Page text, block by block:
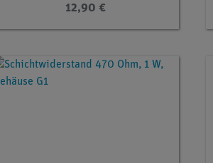
12,90 €